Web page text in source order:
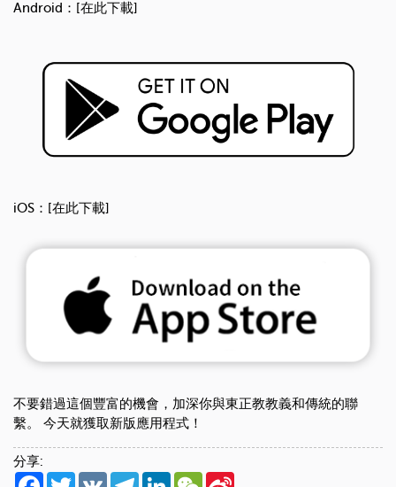
Android：[在此下載]
iOS：[在此下載]
不要錯過這個豐富的機會，加深你與東正教教義和傳統的聯
繫。 今天就獲取新版應用程式！
分享:
Facebook
TwitterVK TelegramLinkedInWeChat